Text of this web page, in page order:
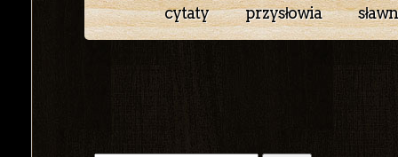
cytaty przysłowia